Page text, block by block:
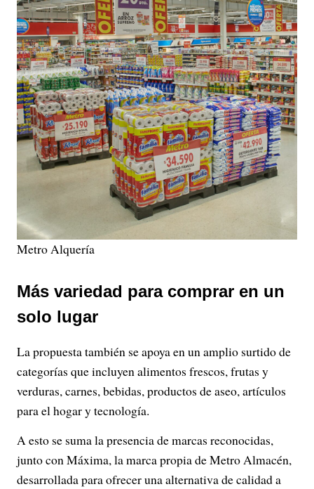
Metro Alquería
Más variedad para comprar en un
solo lugar
La propuesta también se apoya en un amplio surtido de
categorías que incluyen alimentos frescos, frutas y
verduras, carnes, bebidas, productos de aseo, artículos
para el hogar y tecnología.
A esto se suma la presencia de marcas reconocidas,
junto con Máxima, la marca propia de Metro Almacén,
desarrollada para ofrecer una alternativa de calidad a